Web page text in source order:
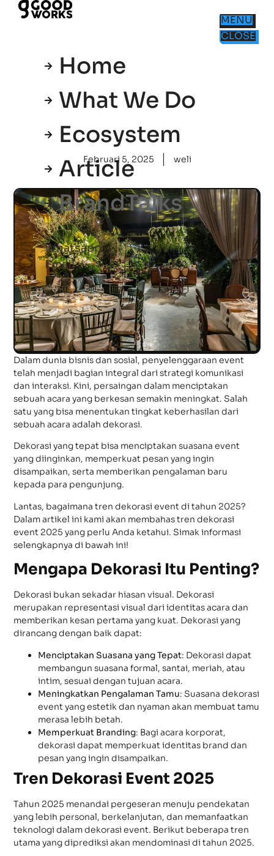
MENU
CLOSE
Home
What We Do
Ecosystem
Article
BrandTalks
Whatsapp
Email
Februari 5, 2025 weli
Dalam dunia bisnis dan sosial, penyelenggaraan event
telah menjadi bagian integral dari strategi komunikasi
dan interaksi. Kini, persaingan dalam menciptakan
sebuah acara yang berkesan semakin meningkat. Salah
satu yang bisa menentukan tingkat keberhasilan dari
sebuah acara adalah dekorasi.
Dekorasi yang tepat bisa menciptakan suasana event
yang diinginkan, memperkuat pesan yang ingin
disampaikan, serta memberikan pengalaman baru
kepada para pengunjung.
Lantas, bagaimana tren dekorasi event di tahun 2025?
Dalam artikel ini kami akan membahas tren dekorasi
event 2025 yang perlu Anda ketahui. Simak informasi
selengkapnya di bawah ini!
Mengapa Dekorasi Itu Penting?
Dekorasi bukan sekadar hiasan visual. Dekorasi
merupakan representasi visual dari identitas acara dan
memberikan kesan pertama yang kuat. Dekorasi yang
dirancang dengan baik dapat:
Menciptakan Suasana yang Tepat: Dekorasi dapat
membangun suasana formal, santai, meriah, atau
intim, sesuai dengan tujuan acara.
Meningkatkan Pengalaman Tamu: Suasana dekorasi
event yang estetik dan nyaman akan membuat tamu
merasa lebih betah.
Memperkuat Branding: Bagi acara korporat,
dekorasi dapat memperkuat identitas brand dan
pesan yang ingin disampaikan.
Tren Dekorasi Event 2025
Tahun 2025 menandai pergeseran menuju pendekatan
yang lebih personal, berkelanjutan, dan memanfaatkan
teknologi dalam dekorasi event. Berikut beberapa tren
utama yang diprediksi akan mendominasi di tahun 2025.